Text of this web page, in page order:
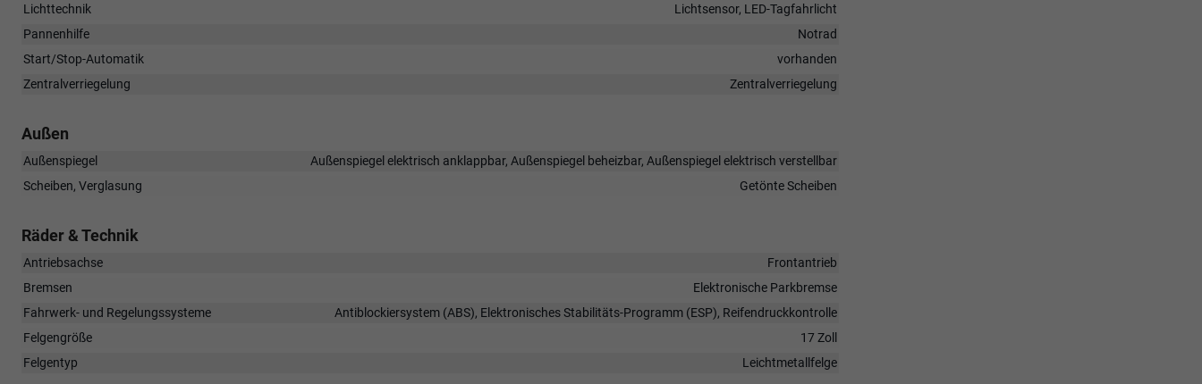
Lichttechnik
Lichtsensor, LED-Tagfahrlicht
Pannenhilfe
Notrad
Start/Stop-Automatik
vorhanden
Zentralverriegelung
Zentralverriegelung
Außen
Außenspiegel
Außenspiegel elektrisch anklappbar, Außenspiegel beheizbar, Außenspiegel elektrisch verstellbar
Scheiben, Verglasung
Getönte Scheiben
Räder & Technik
Antriebsachse
Frontantrieb
Bremsen
Elektronische Parkbremse
Fahrwerk- und Regelungssysteme
Antiblockiersystem (ABS), Elektronisches Stabilitäts-Programm (ESP), Reifendruckkontrolle
Felgengröße
17 Zoll
Felgentyp
Leichtmetallfelge